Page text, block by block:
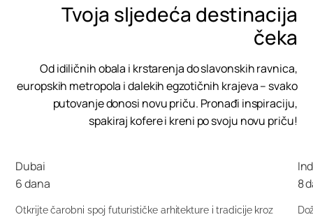
Tvoja sljedeća destinacija
čeka
Od idiličnih obala i krstarenja do slavonskih ravnica,
europskih metropola i dalekih egzotičnih krajeva – svako
putovanje donosi novu priču. Pronađi inspiraciju,
spakiraj kofere i kreni po svoju novu priču!
Dubai
6 dana
Otkrijte čarobni spoj futurističke arhitekture i tradicije kroz
8